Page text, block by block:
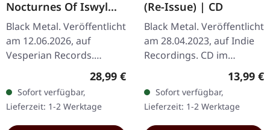
Nocturnes Of Iswylm
| GREEN/BLACK
RIPPLE LP
Black Metal. Veröffentlicht
am 12.06.2026, auf
Vesperian Records.
marmoriertes Vinyl im
Standard-Cover mit A4-
formatigem 12-seitigen…
Regulärer Preis:
28,99 €
Sofort verfügbar,
Lieferzeit: 1-2 Werktage
(Re-Issue) | CD
Black Metal. Veröffentlicht
am 28.04.2023, auf Indie
Recordings. CD im
Jewelcase. Profan von
Kampfar stellt einen
eindrucksvollen Beitrag
zur…
13,99 €
Sofort verfügbar,
Lieferzeit: 1-2 Werktage